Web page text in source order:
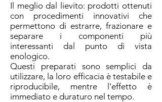
Il meglio dal lievito: prodotti ottenuti
con procedimenti innovativi che
permettono di estrarre, frazionare e
separare i componenti più
interessanti dal punto di vista
enologico.
Questi preparati sono semplici da
utilizzare, la loro efficacia è testabile e
riproducibile, mentre l'effetto è
immediato e duraturo nel tempo.